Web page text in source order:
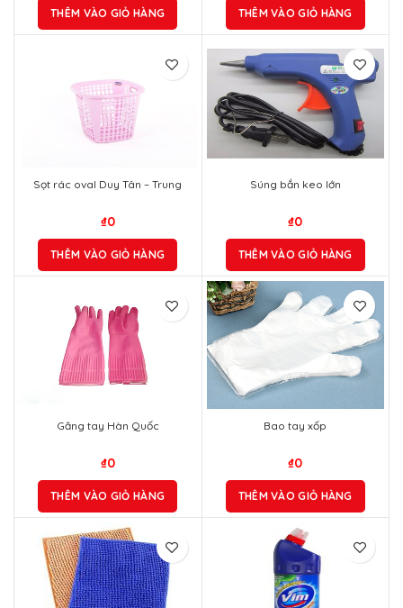
THÊM VÀO GIỎ HÀNG THÊM VÀO GIỎ HÀNG
Sọt rác oval Duy Tân – Trung
₫0
THÊM VÀO GIỎ HÀNG
Súng bắn keo lớn
₫0
THÊM VÀO GIỎ HÀNG
Găng tay Hàn Quốc
₫0
THÊM VÀO GIỎ HÀNG
Bao tay xốp
₫0
THÊM VÀO GIỎ HÀNG